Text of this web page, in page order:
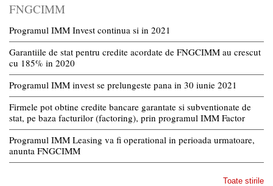
FNGCIMM
Programul IMM Invest continua si in 2021
Garantiile de stat pentru credite acordate de FNGCIMM au crescut
cu 185% in 2020
Programul IMM invest se prelungeste pana in 30 iunie 2021
Firmele pot obtine credite bancare garantate si subventionate de
stat, pe baza facturilor (factoring), prin programul IMM Factor
Programul IMM Leasing va fi operational in perioada urmatoare,
anunta FNGCIMM
Toate stirile